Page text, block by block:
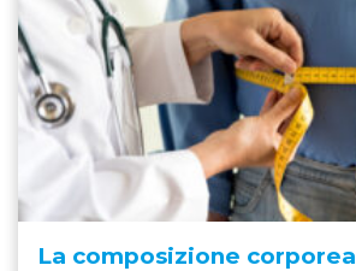
La composizione corporea